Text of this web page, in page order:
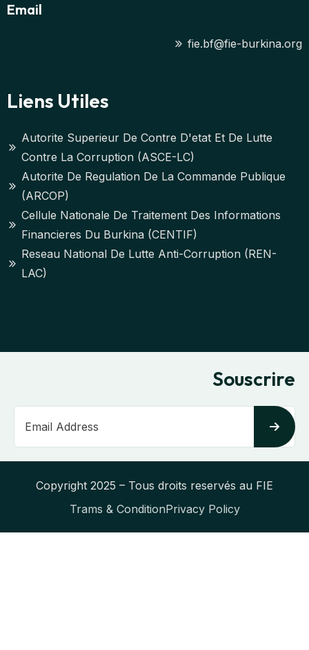
Email
fie.bf@fie-burkina.org
Liens Utiles
Autorite Superieur De Contre D'etat Et De Lutte
Contre La Corruption (ASCE-LC)
Autorite De Regulation De La Commande Publique
(ARCOP)
Cellule Nationale De Traitement Des Informations
Financieres Du Burkina (CENTIF)
Reseau National De Lutte Anti-Corruption (REN-
LAC)
Souscrire
Copyright 2025 – Tous droits reservés au FIE
Trams & ConditionPrivacy Policy